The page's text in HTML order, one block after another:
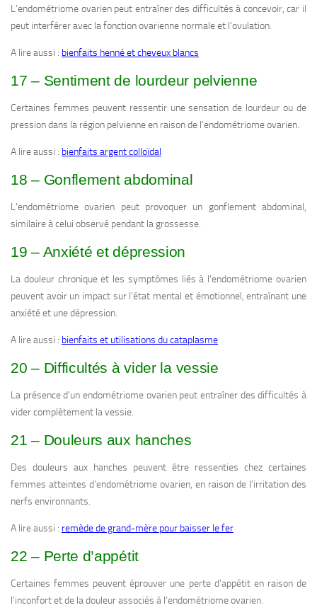
L’endométriome ovarien peut entraîner des difficultés à concevoir, car il
peut interférer avec la fonction ovarienne normale et l’ovulation.
A lire aussi : bienfaits henné et cheveux blancs
17 – Sentiment de lourdeur pelvienne
Certaines femmes peuvent ressentir une sensation de lourdeur ou de
pression dans la région pelvienne en raison de l’endométriome ovarien.
A lire aussi : bienfaits argent colloïdal
18 – Gonflement abdominal
L’endométriome ovarien peut provoquer un gonflement abdominal,
similaire à celui observé pendant la grossesse.
19 – Anxiété et dépression
La douleur chronique et les symptômes liés à l’endométriome ovarien
peuvent avoir un impact sur l’état mental et émotionnel, entraînant une
anxiété et une dépression.
A lire aussi : bienfaits et utilisations du cataplasme
20 – Difficultés à vider la vessie
La présence d’un endométriome ovarien peut entraîner des difficultés à
vider complètement la vessie.
21 – Douleurs aux hanches
Des douleurs aux hanches peuvent être ressenties chez certaines
femmes atteintes d’endométriome ovarien, en raison de l’irritation des
nerfs environnants.
A lire aussi : remède de grand-mère pour baisser le fer
22 – Perte d’appétit
Certaines femmes peuvent éprouver une perte d’appétit en raison de
l’inconfort et de la douleur associés à l’endométriome ovarien.